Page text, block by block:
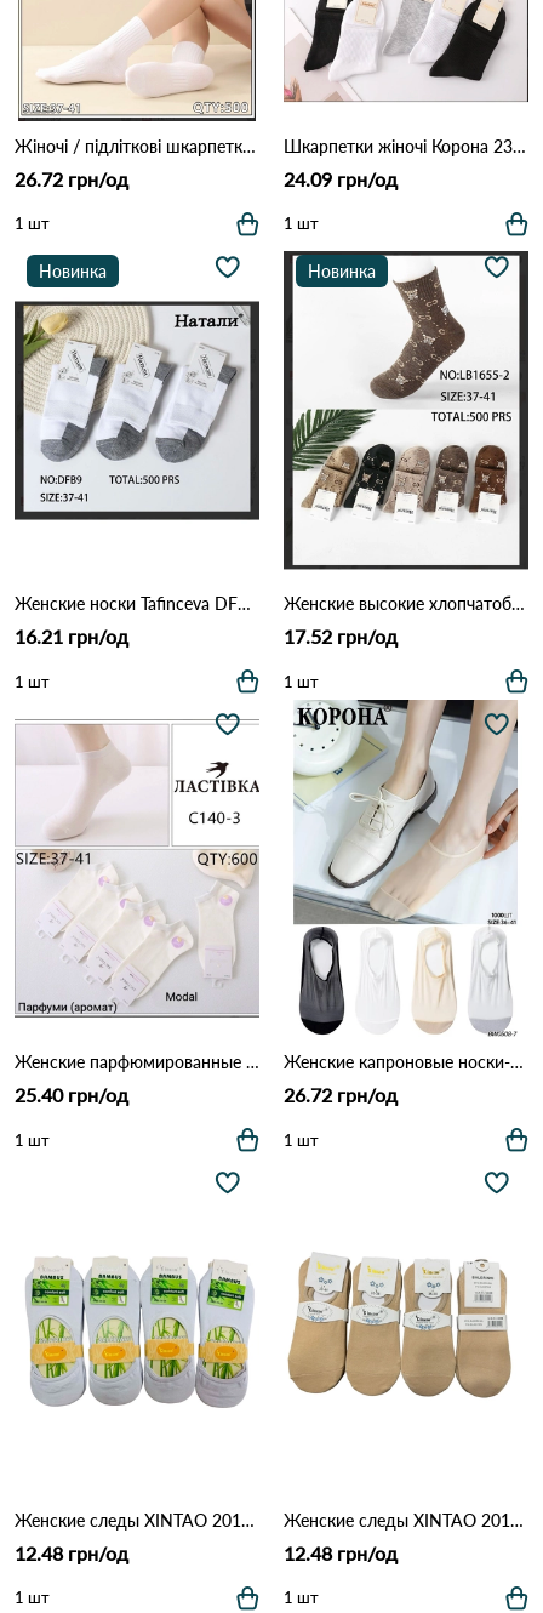
Жіночі / підліткові шкарпетки КОРОНА BY712-2 Білий
26.72 грн/од
1 шт
Шкарпетки жіночі Корона 2343-6 Різні кольори
24.09 грн/од
1 шт
Новинка
Женские носки Tafinceva DFB9 Различные цвета
16.21 грн/од
1 шт
Новинка
Женские высокие хлопчатобумажные носки Натали 1655 Различные цвета
17.52 грн/од
1 шт
Женские парфюмированные носки ЛАСТОЧКА из модала (Опт) 140-3 Белый
25.40 грн/од
1 шт
Женские капроновые носки-следы КОРОНА с усиленным мыском (Опт) 0508-7 Различные цвета
26.72 грн/од
1 шт
Женские следы XINTAO 2017 Белый
12.48 грн/од
1 шт
Женские следы XINTAO 2011 Бежевый
12.48 грн/од
1 шт